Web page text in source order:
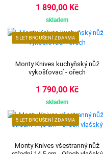
1 890,00 Kč
skladem
5 LET BROUŠENÍ ZDARMA
Monty Knives kuchyňský nůž
vykošťovací - ořech
1 790,00 Kč
skladem
5 LET BROUŠENÍ ZDARMA
Monty Knives všestranný nůž